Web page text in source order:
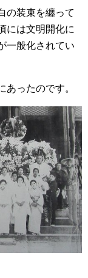
の装束を纏って
には文明開化に
一般化されてい
ったのです。